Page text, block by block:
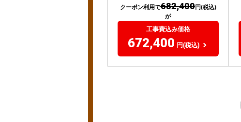
クーポン利用で682,400円(税込)
が
工事費込み価格
672,400 円(税込)